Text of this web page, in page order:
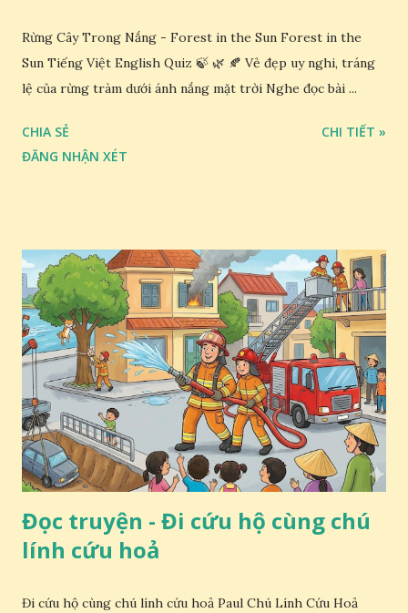
Rừng Cây Trong Nắng - Forest in the Sun Forest in the
Sun Tiếng Việt English Quiz 🍃 🌿 🍂 Vẻ đẹp uy nghi, tráng
lệ của rừng tràm dưới ánh nắng mặt trời Nghe đọc bài ...
CHIA SẺ
ĐĂNG NHẬN XÉT
CHI TIẾT »
Đọc truyện - Đi cứu hộ cùng chú
lính cứu hoả
Đi cứu hộ cùng chú lính cứu hoả Paul Chú Lính Cứu Hoả